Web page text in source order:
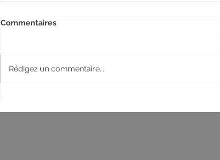
Commentaires
Rédigez un commentaire...